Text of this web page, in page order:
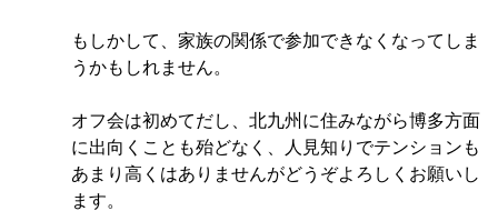
もしかして、家族の関係で参加できなくなってしま
うかもしれません。
オフ会は初めてだし、北九州に住みながら博多方面
に出向くことも殆どなく、人見知りでテンションも
あまり高くはありませんがどうぞよろしくお願いし
ます。